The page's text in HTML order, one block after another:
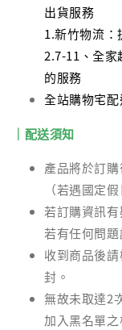
出貨服務
1.新竹物流：
2.7-11、全家
的服務
全站購物宅
｜配送須知
產品將於訂
（若遇國定
若訂購資訊
若有任何問題
收到商品後
封。
無故未取達2
加入黑名單之